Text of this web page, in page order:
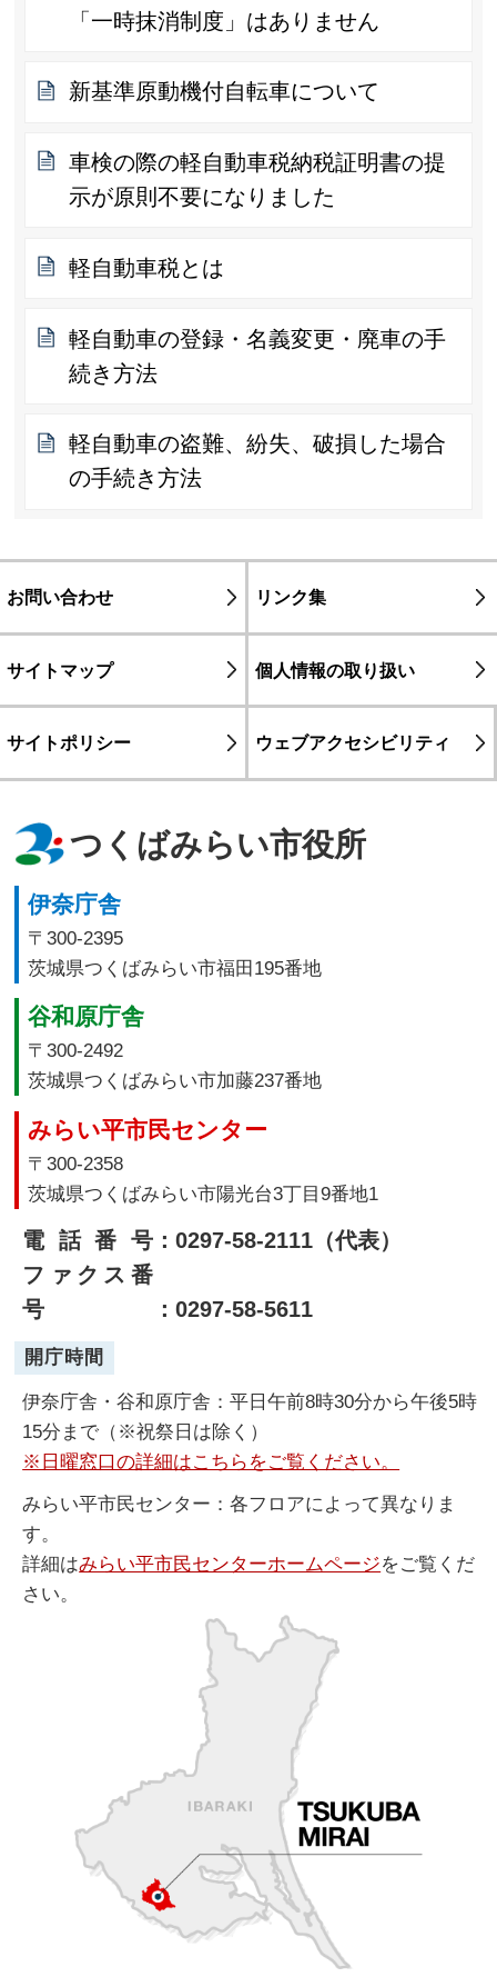
「一時抹消制度」はありません
新基準原動機付自転車について
車検の際の軽自動車税納税証明書の提
示が原則不要になりました
軽自動車税とは
軽自動車の登録・名義変更・廃車の手
続き方法
軽自動車の盗難、紛失、破損した場合
の手続き方法
お問い合わせ リンク集
サイトマップ 個人情報の取り扱い
サイトポリシー ウェブアクセシビリティ
つくばみらい市役所
伊奈庁舎
〒300-2395
茨城県つくばみらい市福田195番地
谷和原庁舎
〒300-2492
茨城県つくばみらい市加藤237番地
みらい平市民センター
〒300-2358
茨城県つくばみらい市陽光台3丁目9番地1
電話番号：0297-58-2111（代表）
ファクス番
号
：0297-58-5611
開庁時間
伊奈庁舎・谷和原庁舎：平日午前8時30分から午後5時
15分まで（※祝祭日は除く）
※日曜窓口の詳細はこちらをご覧ください。
みらい平市民センター：各フロアによって異なりま
す。
詳細はみらい平市民センターホームページをご覧くだ
さい。